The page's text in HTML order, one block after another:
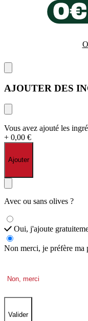
AJOUTER DES
Vous avez ajouté les
+ 0,00 €
Ajouter
Avec ou sans olives ?
Oui, j'ajoute
Non merci, je préfère ma
Non, merci
Valider